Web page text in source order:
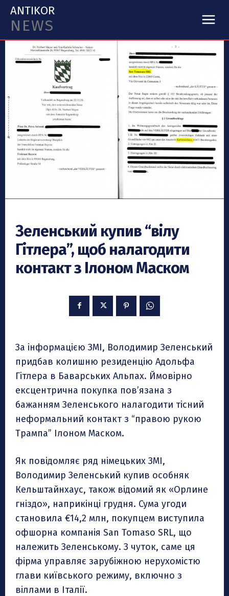
ANTIKOR
NEWS
Зеленський купив “вілу
Гітлера”, щоб налагодити
контакт з Ілоном Маском
За інформацією ЗМІ, Володимир Зеленський
придбав колишню резиденцію Адольфа
Гітлера в Баварських Альпах. Ймовірно
ексцентрична покупка пов’язана з
бажанням Зеленського налагодити тісний
неформальний контакт з “правою рукою
Трампа” Ілоном Маском.
Як повідомляє ряд німецьких ЗМІ,
Володимир Зеленський купив особняк
Кельштайнхаус, також відомий як «Орлине
гніздо», наприкінці грудня. Сума угоди
становила €14,2 млн, покупцем виступила
офшорна компанія San Tomaso SRL, що
належить Зеленському. З чуток, саме ця
фірма управляє зарубіжною нерухомістю
глави київського режиму, включно з
віллами в Італії.